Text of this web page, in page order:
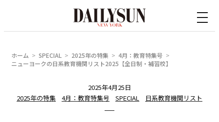
ホーム SPECIAL 2025年の特集
4月：教育特集号
ニューヨークの日系教育機関リスト2025【全日制・補習校】
2025年4月25日
2025年の特集
4月：教育特集号 SPECIAL 日系教育機関リスト